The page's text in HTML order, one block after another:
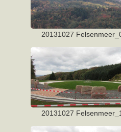
20131027
20131027